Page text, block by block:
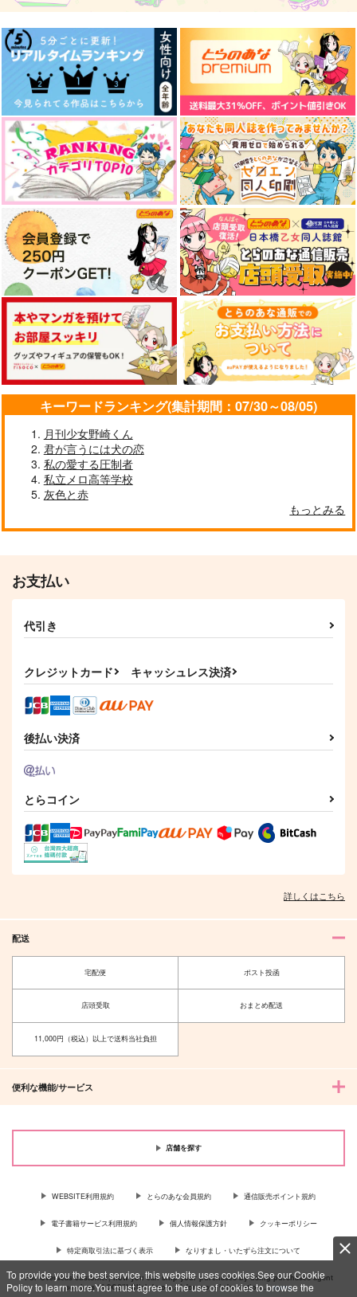
To provide you the best service, this website uses cookies.See our Cookie
Policy to learn more.You must agree to the use of cookies to browse the
キーワードランキング(集計期間：07/30～08/05)
月刊少女野崎くん
君が言うには犬の恋
私の愛する圧制者
私立メロ高等学校
灰色と赤
もっとみる
お支払い
代引き
クレジットカード キャッシュレス決済
後払い決済
とらコイン
詳しくはこちら
配送
宅配便 ポスト投函
店頭受取 おまとめ配送
11,000円（税込）以上で送料当社負担
便利な機能/サービス
店舗を探す
WEBSITE利用規約 とらのあな会員規約 通信販売ポイント規約
電子書籍サービス利用規約 個人情報保護方針 クッキーポリシー
特定商取引法に基づく表示 なりすまし・いたずら注文について
For Overseas customer, now you can ship your purchases by using purchases agent
services “AOCS”! Click {more…} for more information …more